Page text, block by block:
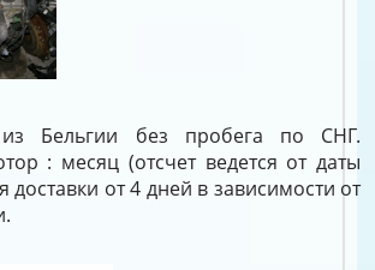
из Бельгии без пробега по СНГ.
: месяц (отсчет ведется от даты
доставки от 4 дней в зависимости от